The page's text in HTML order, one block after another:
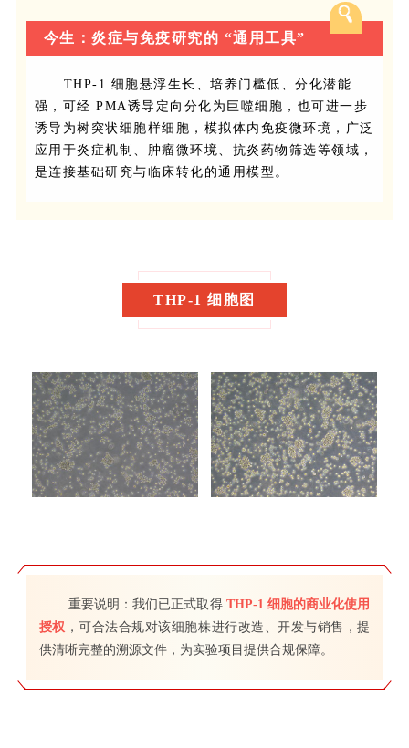
今生：炎症与免疫研究的 “通用工具”
THP-1 细胞悬浮生长、培养门槛低、分化潜能
强，可经 PMA诱导定向分化为巨噬细胞，也可进一步
诱导为树突状细胞样细胞，模拟体内免疫微环境，广泛
应用于炎症机制、肿瘤微环境、抗炎药物筛选等领域，
是连接基础研究与临床转化的通用模型。
THP-1 细胞图
重要说明：我们已正式取得 THP-1 细胞的商业化使用
授权 ，可合法合规对该细胞株进行改造、开发与销售，提
供清晰完整的溯源文件，为实验项目提供合规保障。